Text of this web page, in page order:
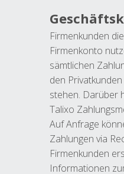
Firmenkunden
Firmenkonto
sämtlichen
den
stehen. Darüber
Talixo
Auf Anfrage
Zahlungen via
Firmenkunden
Informationen